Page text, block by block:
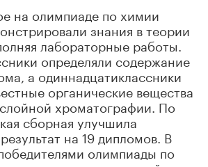
на олимпиаде по химии
знания в теории
лабораторные работы.
определяли содержание
а одиннадцатиклассники
органические вещества
хроматографии. По
сборная улучшила
на 19 дипломов. В
олимпиады по